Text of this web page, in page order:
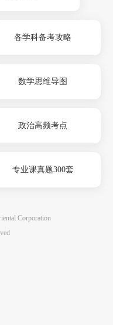
各学科备考攻略
数学思维导图
政治高频考点
专业课真题300套
Corporation